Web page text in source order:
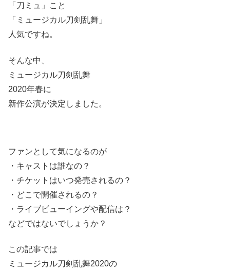
「刀ミュ」こと
「ミュージカル刀剣乱舞」
人気ですね。
そんな中、
ミュージカル刀剣乱舞
2020年春に
新作公演が決定しました。
ファンとして気になるのが
・キャストは誰なの？
・チケットはいつ発売されるの？
・どこで開催されるの？
・ライブビューイングや配信は？
などではないでしょうか？
この記事では
ミュージカル刀剣乱舞2020の